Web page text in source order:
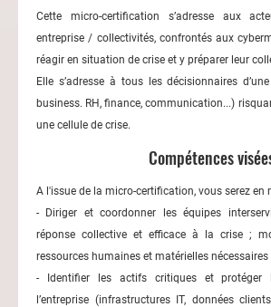
Cette micro-certification s’adresse aux
entreprise / collectivités, confrontés aux
réagir en situation de crise et y préparer leur
Elle s’adresse à tous les décisionnaires
business. RH, finance, communication...)
une cellule de crise.
Compétences
A l'issue de la micro-certification, vous serez en
- Diriger et coordonner les équipes
réponse collective et efficace à la crise ;
ressources humaines et matérielles
- Identifier les actifs critiques et protéger
l’entreprise (infrastructures IT, données